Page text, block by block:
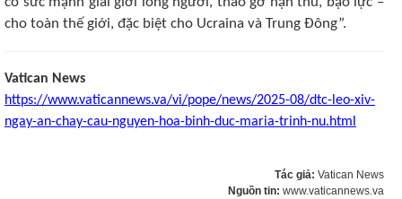
cho toàn thế giới, đặc biệt cho Ucraina và Trung Đông”.
Vatican News
https://www.vaticannews.va/vi/pope/news/2025-08/dtc-leo-xiv-
ngay-an-chay-cau-nguyen-hoa-binh-duc-maria-trinh-nu.html
Tác giả: Vatican News
Nguồn tin: www.vaticannews.va